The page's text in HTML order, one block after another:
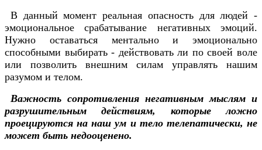
В данный момент реальная опасность для людей -
эмоциональное срабатывание негативных эмоций.
Нужно оставаться ментально и эмоционально
способными выбирать - действовать ли по своей воле
или позволить внешним силам управлять нашим
разумом и телом.
Важность сопротивления негативным мыслям и
разрушительным действиям, которые ложно
проецируются на наш ум и тело телепатически, не
может быть недооценено.